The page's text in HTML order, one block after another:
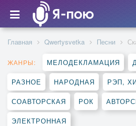
Главная Qwertysvetka Песни
ЖАНРЫ: МЕЛОДЕКЛАМАЦИЯ
РАЗНОЕ НАРОДНАЯ РЭП,
СОАВТОРСКАЯ РОК
ЭЛЕКТРОННАЯ